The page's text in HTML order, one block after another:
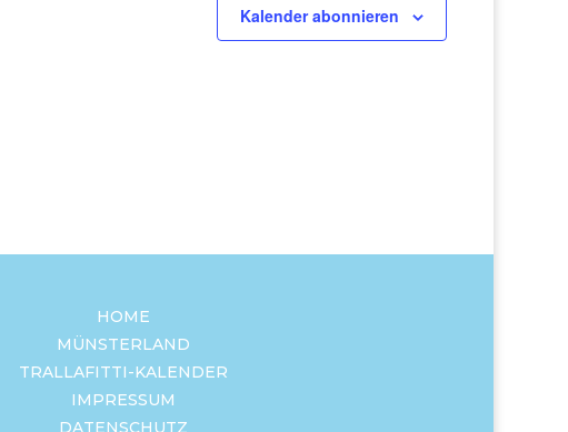
Kalender abonnieren
HOME
MÜNSTERLAND
TRALLAFITTI-KALENDER
IMPRESSUM
DATENSCHUTZ